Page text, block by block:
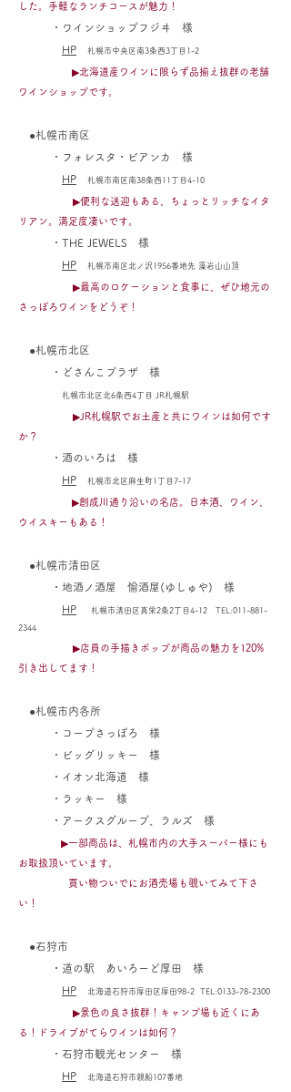
した。手軽なランチコースが魅力！
・ワインショップフジヰ 様
HP
札幌市中央区南3条西3丁目1-2
▶北海道産ワインに限らず品揃え抜群の老舗
ワインショップです。
●札幌市南区
・フォレスタ・ビアンカ
様
HP
札幌市南区南38条西11丁目4-10
▶便利な送迎もある、ちょっとリッチなイタ
リアン。満足度凄いです。
・ THE JEWELS 様
HP
札幌市南区北ノ沢1956番地先 藻岩山山頂
▶最高のロケーションと食事に、ぜひ地元の
さっぽろワインをどうぞ！
●札幌市北区
・どさんこプラザ 様
札幌市北区北6条西4丁目 JR札幌駅
▶JR札幌駅でお土産と共にワインは如何です
か？
・酒のいろは 様
HP
札幌市北区麻生町1丁目7-17
▶創成川通り沿いの名店。日本酒、ワイン、
ウイスキーもある！
●札幌市清田区
・地酒ノ酒屋 愉酒屋(ゆしゅや) 様
HP
札幌市清田区真栄2条2丁目4-12 TEL:011-881-
2344
▶店員の手描きポップが商品の魅力を120%
引き出してます！
●札幌市内各所
・コープさっぽろ 様
・ビッグリッキー 様
​ ・イオン北海道 様
・ラッキー 様
​ ・アークスグループ、ラルズ 様
▶一部商品は、札幌市内の大手スーパー様にも
お取扱頂いています。​
買い物ついでにお酒売場も覗いてみて下さ
い！
●石狩市
・道の駅 あいろーど厚田 様
HP
北海道石狩市厚田区厚田98-2 TEL:0133-78-2300
▶景色の良さ抜群！キャンプ場も近くにあ
る！ドライブがてらワインは如何？
・ 石狩市観光センター 様
HP
北海道石狩市親船107番地